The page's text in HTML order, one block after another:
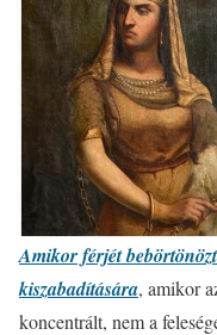
Amikor férjét
kiszabadítására, amikor
koncentrált, nem a